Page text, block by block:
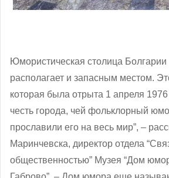
Юмористическая столица Болгарии
располагает и запасным местом.
которая была отрыта 1 апреля 1976
честь города, чей фольклорный
прославили его на весь мир”, ‒
Маринчевска, директор отдела
общественностью” Музея “Дом